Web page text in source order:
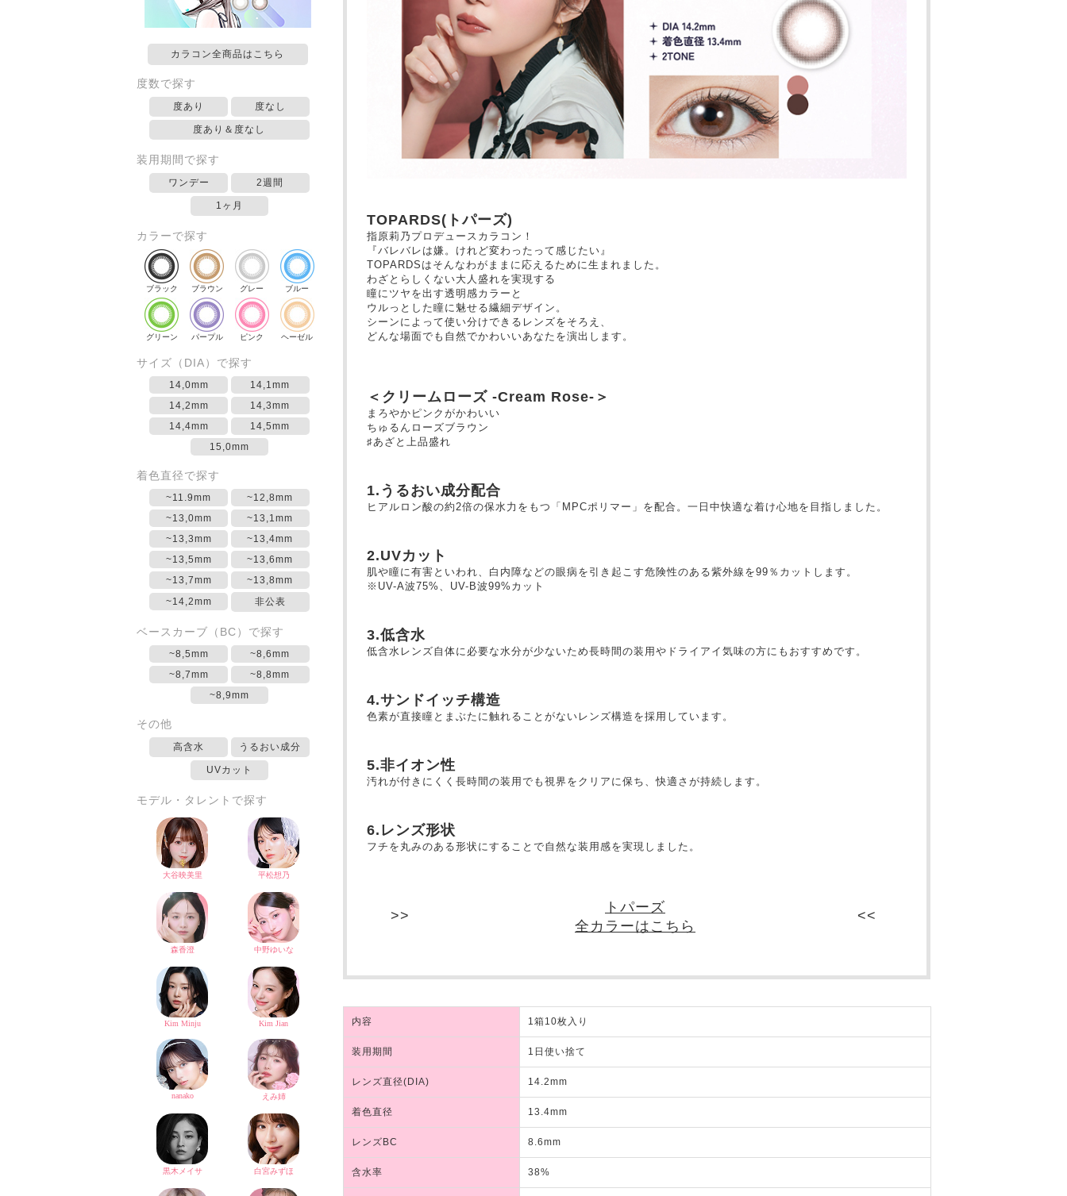
カラコン全商品はこちら
度数で探す
度あり 度なし
度あり＆度なし
装用期間で探す
ワンデー 2週間
1ヶ月
カラーで探す
ブラック ブラウン グレー ブルー
グリーン パープル ピンク ヘーゼル
サイズ（DIA）で探す
14,0mm
14,1mm
14,2mm
14,3mm
14,4mm
14,5mm
15,0mm
着色直径で探す
~11.9mm
~12,8mm
~13,0mm
~13,1mm
~13,3mm
~13,4mm
~13,5mm
~13,6mm
~13,7mm
~13,8mm
~14,2mm
非公表
ベースカーブ（BC）で探す
~8,5mm
~8,6mm
~8,7mm
~8,8mm
~8,9mm
その他
高含水 うるおい成分
UVカット
モデル・タレントで探す
TOPARDS(トパーズ)
指原莉乃プロデュースカラコン！
『バレバレは嫌。けれど変わったって感じたい』
TOPARDSはそんなわがままに応えるために生まれました。
わざとらしくない大人盛れを実現する
瞳にツヤを出す透明感カラーと
ウルっとした瞳に魅せる繊細デザイン。
シーンによって使い分けできるレンズをそろえ、
どんな場面でも自然でかわいいあなたを演出します。
＜クリームローズ -Cream Rose-＞
まろやかピンクがかわいい
ちゅるんローズブラウン
♯あざと上品盛れ
1.うるおい成分配合
ヒアルロン酸の約2倍の保水力をもつ「MPCポリマー」を配合。一日中快適な着け心地を目指しました。
2.UVカット
肌や瞳に有害といわれ、白内障などの眼病を引き起こす危険性のある紫外線を99％カットします。
※UV-A波75%、UV-B波99%カット
3.低含水
低含水レンズ自体に必要な水分が少ないため長時間の装用やドライアイ気味の方にもおすすめです。
4.サンドイッチ構造
色素が直接瞳とまぶたに触れることがないレンズ構造を採用しています。
5.非イオン性
汚れが付きにくく長時間の装用でも視界をクリアに保ち、快適さが持続します。
6.レンズ形状
フチを丸みのある形状にすることで自然な装用感を実現しました。
トパーズ
全カラーはこちら
内容 1箱10枚入り
装用期間 1日使い捨て
レンズ直径(DIA) 14.2mm
着色直径 13.4mm
レンズBC 8.6mm
含水率 38%